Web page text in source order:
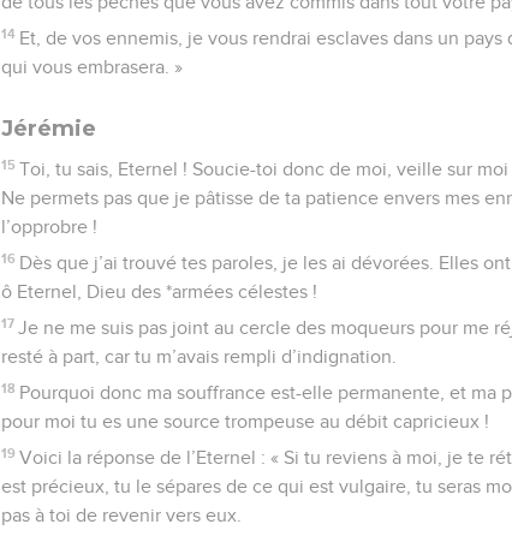
14 Et, de vos ennemis, je vous rendrai esclaves dans un
qui vous embrasera. »
Jérémie
15 Toi, tu sais, Eternel ! Soucie-toi donc de moi, veille sur
Ne permets pas que je pâtisse de ta patience envers mes
l’opprobre !
16 Dès que j’ai trouvé tes paroles, je les ai dévorées. Elles
ô Eternel, Dieu des *armées célestes !
17 Je ne me suis pas joint au cercle des moqueurs pour me
resté à part, car tu m’avais rempli d’indignation.
18 Pourquoi donc ma souffrance est-elle permanente, et ma
pour moi tu es une source trompeuse au débit capricieux !
19 Voici la réponse de l’Eternel : « Si tu reviens à moi, je te
est précieux, tu le sépares de ce qui est vulgaire, tu seras
pas à toi de revenir vers eux.